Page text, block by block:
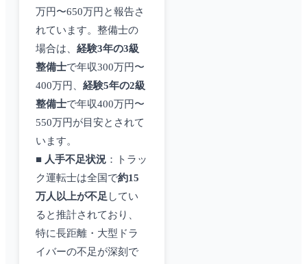
万円〜650万円と報告さ
れています。整備士の
場合は、 経験3年の3級
整備士で年収300万円〜
400万円、 経験5年の2級
整備士で年収400万円〜
550万円が目安とされて
います。
■ 人手不足状況 ：トラッ
ク運転士は全国で約15
万人以上が不足 してい
ると推計されており、
特に長距離・大型ドラ
イバーの不足が深刻で